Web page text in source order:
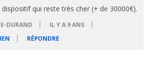
qui reste très cher (+ de 30000€).
DURAND
IL Y A 9 ANS
RÉPONDRE